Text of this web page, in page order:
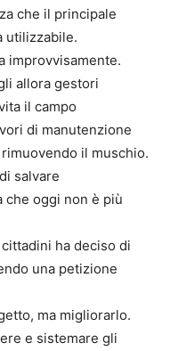
che il principale
utilizzabile.
improvvisamente.
allora gestori
il campo
di manutenzione
il muschio.
salvare
che oggi non è più
ha deciso di
una petizione
ma migliorarlo.
e sistemare gli